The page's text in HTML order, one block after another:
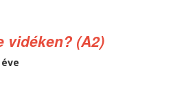
vidéken? (A2)